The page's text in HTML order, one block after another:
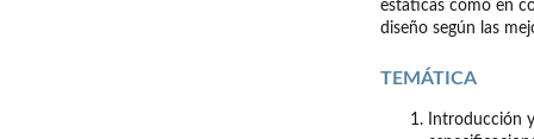
estáticas como en
diseño según las
TEMÁTICA
Introducción